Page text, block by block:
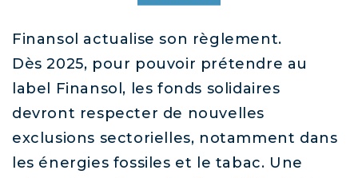
Finansol actualise son règlement.
Dès 2025, pour pouvoir prétendre au
label Finansol, les fonds solidaires
devront respecter de nouvelles
exclusions sectorielles, notamment dans
les énergies fossiles et le tabac. Une